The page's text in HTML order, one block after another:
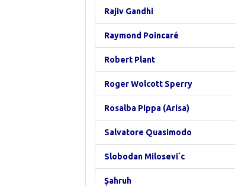
Rajiv Gandhi
Raymond Poincaré
Robert Plant
Roger Wolcott Sperry
Rosalba Pippa (Arisa)
Salvatore Quasimodo
Slobodan Milosevi´c
Şahruh